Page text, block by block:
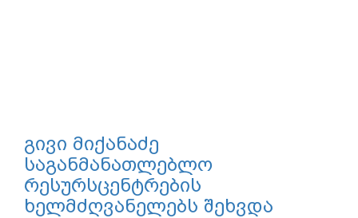
გივი მიქანაძე
საგანმანათლებლო
რესურსცენტრების
ხელმძღვანელებს შეხვდა